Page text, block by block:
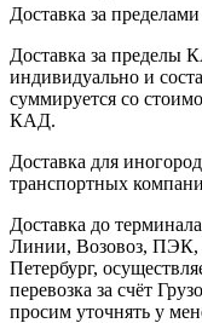
Доставка за
Доставка за пределы
индивидуально и
суммируется со
КАД.
Доставка для
транспортных
Доставка до
Линии, Возовоз,
Петербург,
перевозка за счёт
просим уточнять у